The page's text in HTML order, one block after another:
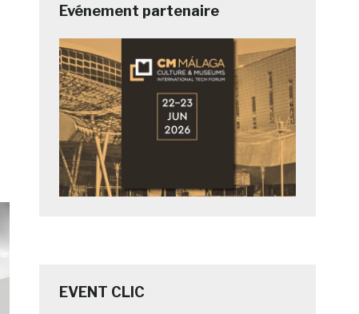
Evénement partenaire
EVENT CLIC